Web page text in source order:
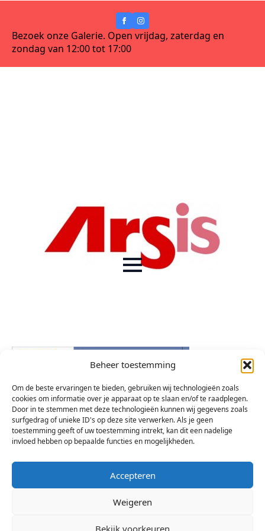
Beheer toestemming
Om de beste ervaringen te bieden, gebruiken wij technologieën zoals
cookies om informatie over je apparaat op te slaan en/of te raadplegen.
Door in te stemmen met deze technologieën kunnen wij gegevens zoals
surfgedrag of unieke ID's op deze site verwerken. Als je geen
toestemming geeft of uw toestemming intrekt, kan dit een nadelige
invloed hebben op bepaalde functies en mogelijkheden.
Accepteren
Weigeren
Bekijk voorkeuren
Bezoek onze Galerie. Open vrijdag, zaterdag en
zondag van 12:00 tot 17:00